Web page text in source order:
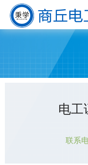
电工
联系